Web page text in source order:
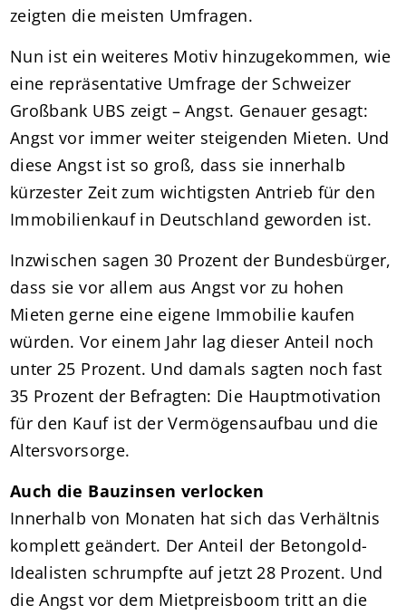
zeigten die meisten Umfragen.
Nun ist ein weiteres Motiv hinzugekommen, wie
eine repräsentative Umfrage der Schweizer
Großbank UBS zeigt – Angst. Genauer gesagt:
Angst vor immer weiter steigenden Mieten. Und
diese Angst ist so groß, dass sie innerhalb
kürzester Zeit zum wichtigsten Antrieb für den
Immobilienkauf in Deutschland geworden ist.
Inzwischen sagen 30 Prozent der Bundesbürger,
dass sie vor allem aus Angst vor zu hohen
Mieten gerne eine eigene Immobilie kaufen
würden. Vor einem Jahr lag dieser Anteil noch
unter 25 Prozent. Und damals sagten noch fast
35 Prozent der Befragten: Die Hauptmotivation
für den Kauf ist der Vermögensaufbau und die
Altersvorsorge.
Auch die Bauzinsen verlocken
Innerhalb von Monaten hat sich das Verhältnis
komplett geändert. Der Anteil der Betongold-
Idealisten schrumpfte auf jetzt 28 Prozent. Und
die Angst vor dem Mietpreisboom tritt an die